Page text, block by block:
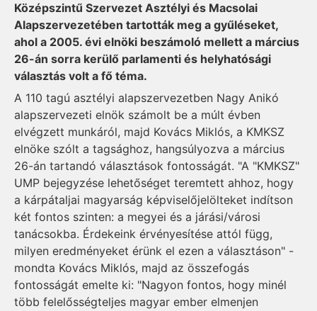
Középszintű Szervezet Asztélyi és Macsolai
Alapszervezetében tartották meg a gyűléseket,
ahol a 2005. évi elnöki beszámoló mellett a március
26-án sorra kerülő parlamenti és helyhatósági
választás volt a fő téma.
A 110 tagú asztélyi alapszervezetben Nagy Anikó
alapszervezeti elnök számolt be a múlt évben
elvégzett munkáról, majd Kovács Miklós, a KMKSZ
elnöke szólt a tagsághoz, hangsúlyozva a március
26-án tartandó választások fontosságát. "A "KMKSZ"
UMP bejegyzése lehetőséget teremtett ahhoz, hogy
a kárpátaljai magyarság képviselőjelölteket indítson
két fontos szinten: a megyei és a járási/városi
tanácsokba. Érdekeink érvényesítése attól függ,
milyen eredményeket érünk el ezen a választáson" -
mondta Kovács Miklós, majd az összefogás
fontosságát emelte ki: "Nagyon fontos, hogy minél
több felelősségteljes magyar ember elmenjen